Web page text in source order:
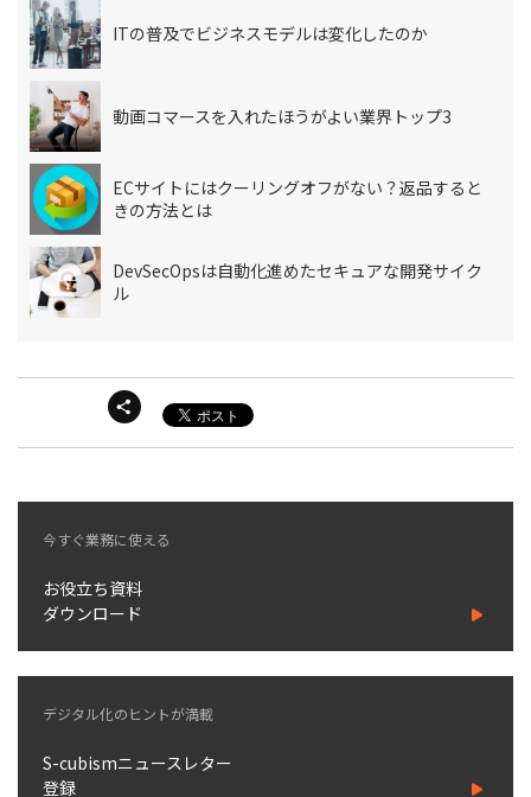
ITの普及でビジネスモデルは変化したのか
動画コマースを入れたほうがよい業界トップ3
ECサイトにはクーリングオフがない？返品すると
きの方法とは
DevSecOpsは自動化進めたセキュアな開発サイク
ル
今すぐ業務に使える
お役立ち資料
ダウンロード
デジタル化のヒントが満載
S-cubismニュースレター
登録